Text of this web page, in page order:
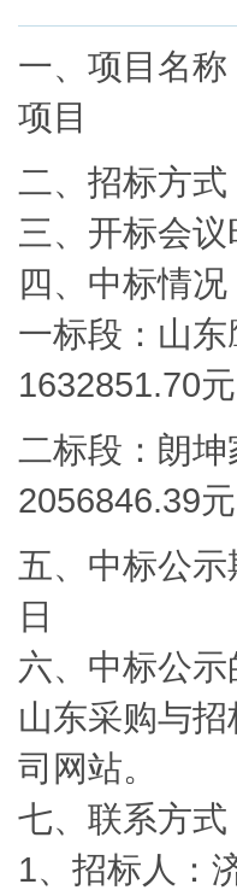
一、项目名
项目
二、招标方
三、 开标会议
四、中标情况
一标段：山
1632851.70
二标段：朗
2056846.39
五、 中标公示
日
六、中标公
山东采购与
司网站。
七、联系方式
1、招标人：